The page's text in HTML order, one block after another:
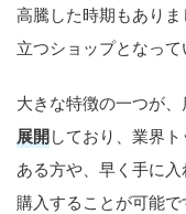
高騰した時期もあり
立つショップとなって
大きな特徴の一つが、
展開しており、業界
ある方や、早く手に
購入することが可能